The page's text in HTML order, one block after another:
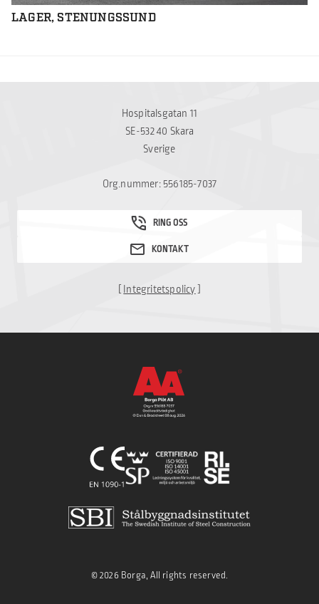
LAGER, STENUNGSSUND
Hospitalsgatan 11
SE-532 40 Skara
Sverige
Org.nummer: 556185-7037
[Integritetspolicy]
© 2026 Borga, All rights reserved.